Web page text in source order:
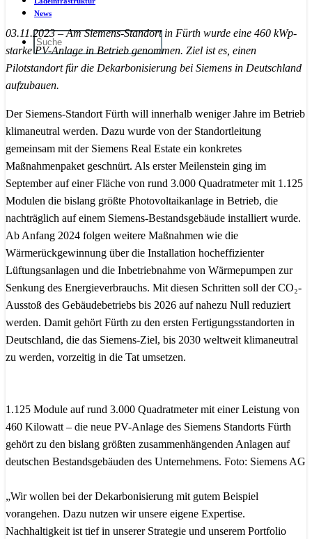
News
03.11.2023 – Am Siemens-Standort in Fürth wurde eine 460 kWp-
starke PV-Anlage in Betrieb genommen. Ziel ist es, einen
Pilotstandort für die Dekarbonisierung bei Siemens in Deutschland
aufzubauen.
Der Siemens-Standort Fürth will innerhalb weniger Jahre im Betrieb
klimaneutral werden. Dazu wurde von der Standortleitung
gemeinsam mit der Siemens Real Estate ein konkretes
Maßnahmenpaket geschnürt. Als erster Meilenstein ging im
September auf einer Fläche von rund 3.000 Quadratmeter mit 1.125
Modulen die bislang größte Photovoltaikanlage in Betrieb, die
nachträglich auf einem Siemens-Bestandsgebäude installiert wurde.
Ab Anfang 2024 folgen weitere Maßnahmen wie die
Wärmerückgewinnung über die Installation hocheffizienter
Lüftungsanlagen und die Inbetriebnahme von Wärmepumpen zur
Senkung des Energieverbrauchs. Mit diesen Schritten soll der CO₂-
Ausstoß des Gebäudebetriebs bis 2026 auf nahezu Null reduziert
werden. Damit gehört Fürth zu den ersten Fertigungsstandorten in
Deutschland, die das Siemens-Ziel, bis 2030 weltweit klimaneutral
zu werden, vorzeitig in die Tat umsetzen.
1.125 Module auf rund 3.000 Quadratmeter mit einer Leistung von
460 Kilowatt – die neue PV-Anlage des Siemens Standorts Fürth
gehört zu den bislang größten zusammenhängenden Anlagen auf
deutschen Bestandsgebäuden des Unternehmens. Foto: Siemens AG
„Wir wollen bei der Dekarbonisierung mit gutem Beispiel
vorangehen. Dazu nutzen wir unsere eigene Expertise.
Nachhaltigkeit ist tief in unserer Strategie und unserem Portfolio